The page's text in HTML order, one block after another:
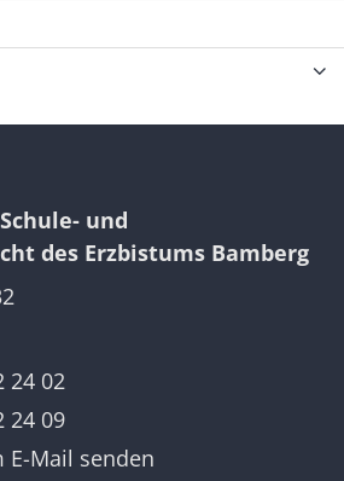
und
des Erzbistums Bamberg
24 02
24 09
E-Mail senden